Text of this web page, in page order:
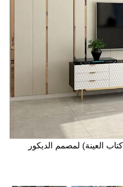
العينة) لمصمم الديكور